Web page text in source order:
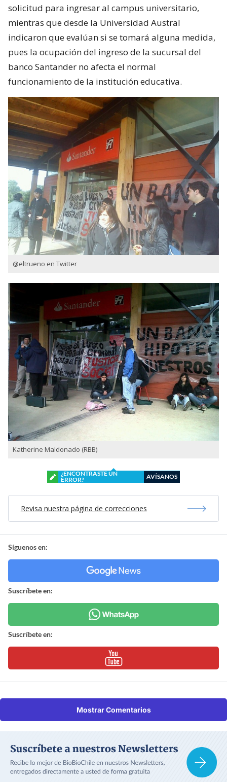
solicitud para ingresar al campus universitario,
mientras que desde la Universidad Austral
indicaron que evalúan si se tomará alguna medida,
pues la ocupación del ingreso de la sucursal del
banco Santander no afecta el normal
funcionamiento de la institución educativa.
@eltrueno en Twitter
Katherine Maldonado (RBB)
¿ENCONTRASTE UN
ERROR?
AVÍSANOS
Revisa nuestra página de correcciones
Síguenos en:
Suscríbete en:
Suscríbete en:
Mostrar Comentarios